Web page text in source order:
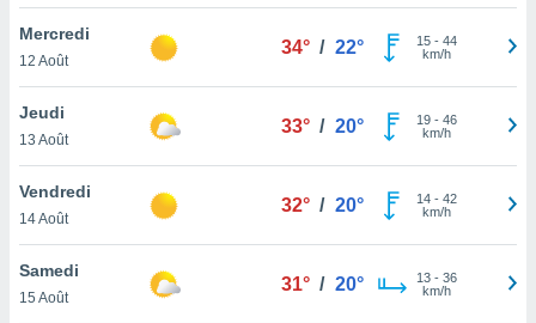
votre
à
en
le
Mercredi
12 Août
34° / 22° 15- 44
km/h
Jeudi
13 Août
33° / 20° 19- 46
km/h
Vendredi
14 Août
32° / 20° 14- 42
km/h
Samedi
15 Août
31° / 20° 13- 36
km/h